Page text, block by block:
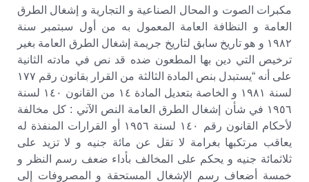
مكبرات الصوت و المحال الصناعية و التجارية و إشغال الطرق
العامة و النظافة العامة المعمول به من أول سبتمبر سنة
١٩٨٢ و هو تاريخ سابق لتاريخ جريمة إشغال الطرق العامة بغير
ترخيص التي دين بها المطعون ضده قد نص في مادته الثانية
على أنه “يستبدل بنص المادة الثالثة من القرار بقانون رقم ١٧٧
لسنة ١٩٨١ و الخاصة بتعديل المادة ١٤ من القانون ١٤٠ لسنة
١٩٥٦ في شأن إشغال الطرق العامة النص الآتي : كل مخالفة
لأحكام القانون رقم ١٤٠ لسنة ١٩٥٦ أو القرارات المنفذة له
يعاقب مرتكبها بغرامة لا تقل عن مائة جنيه و لا تزيد على
ثلاثمائة جنيه و يحكم على المخالف بأداء ضعف رسم النظر و
خمسة أضعاف رسم الإشغال المستحقة و المصروفات إلى